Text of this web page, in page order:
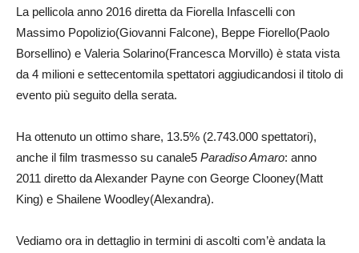
La pellicola anno 2016 diretta da Fiorella Infascelli con
Massimo Popolizio(Giovanni Falcone), Beppe Fiorello(Paolo
Borsellino) e Valeria Solarino(Francesca Morvillo) è stata vista
da 4 milioni e settecentomila spettatori aggiudicandosi il titolo di
evento più seguito della serata.
Ha ottenuto un ottimo share, 13.5% (2.743.000 spettatori),
anche il film trasmesso su canale5 Paradiso Amaro: anno
2011 diretto da Alexander Payne con George Clooney(Matt
King) e Shailene Woodley(Alexandra).
Vediamo ora in dettaglio in termini di ascolti com’è andata la